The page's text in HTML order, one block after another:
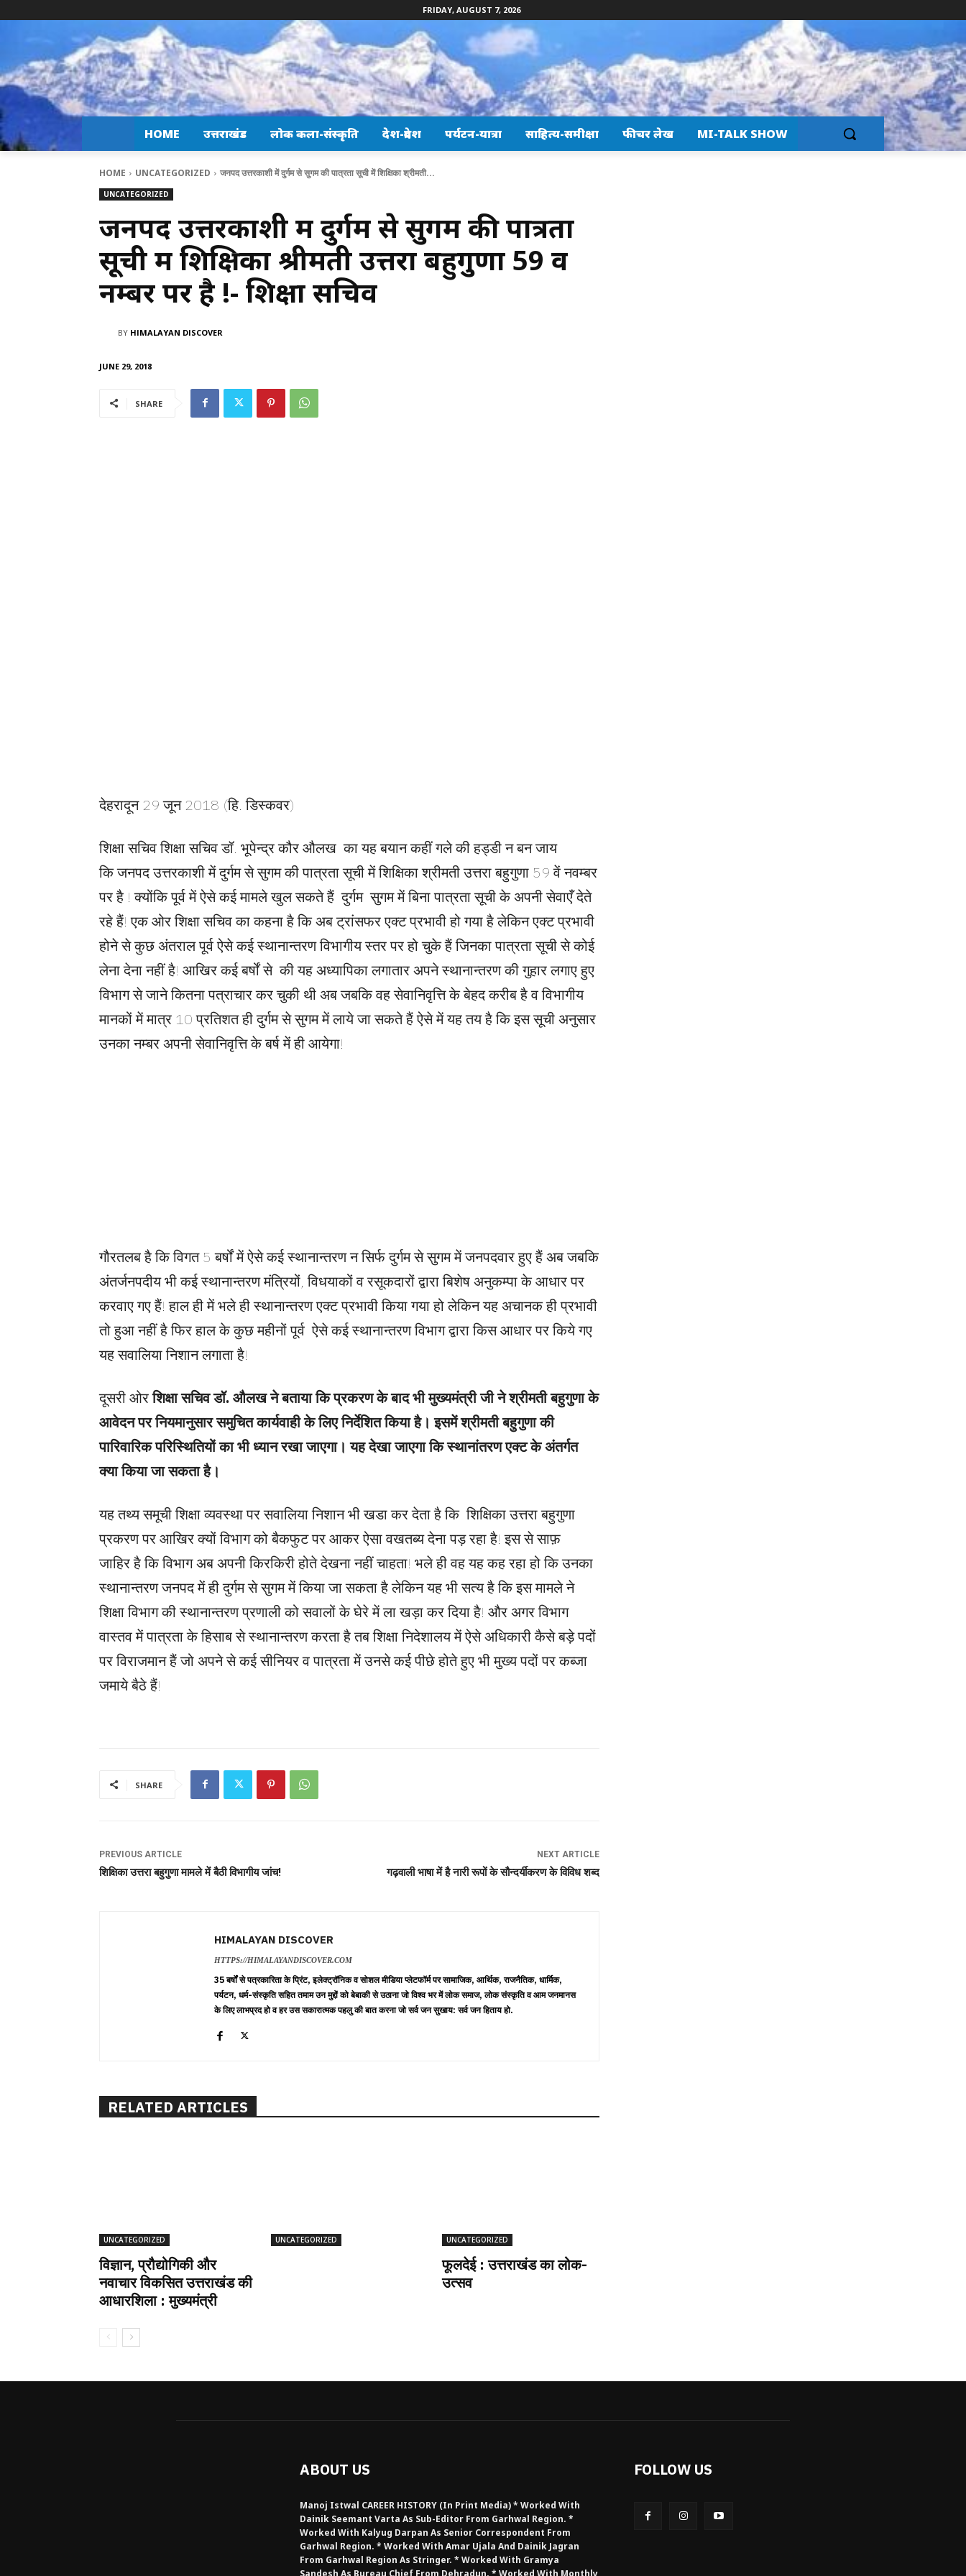
FRIDAY, AUGUST 7, 2026
HOME उत्तराखंड लोक कला-संस्कृति देश-प्रदेश पर्यटन-यात्रा साहित्य-समीक्षा फीचर लेख MI-TALK SHOW
HOME UNCATEGORIZED जनपद उत्तरकाशी में दुर्गम से सुगम की पात्रता सूची में शिक्षिका श्रीमती...
UNCATEGORIZED
जनपद उत्तरकाशी में दुर्गम से सुगम की पात्रता
सूची में शिक्षिका श्रीमती उत्तरा बहुगुणा 59 वें
नम्बर पर है !- शिक्षा सचिव
BY HIMALAYAN DISCOVER
JUNE 29, 2018
SHARE
देहरादून 29 जून 2018 (हि. डिस्कवर)
शिक्षा सचिव शिक्षा सचिव डॉ. भूपेन्द्र कौर औलख का यह बयान कहीं गले की हड्डी न बन जाय
कि जनपद उत्तरकाशी में दुर्गम से सुगम की पात्रता सूची में शिक्षिका श्रीमती उत्तरा बहुगुणा 59 वें नवम्बर
पर है ! क्योंकि पूर्व में ऐसे कई मामले खुल सकते हैं दुर्गम सुगम में बिना पात्रता सूची के अपनी सेवाएँ देते
रहे हैं! एक ओर शिक्षा सचिव का कहना है कि अब ट्रांसफर एक्ट प्रभावी हो गया है लेकिन एक्ट प्रभावी
होने से कुछ अंतराल पूर्व ऐसे कई स्थानान्तरण विभागीय स्तर पर हो चुके हैं जिनका पात्रता सूची से कोई
लेना देना नहीं है! आखिर कई बर्षों से की यह अध्यापिका लगातार अपने स्थानान्तरण की गुहार लगाए हुए
विभाग से जाने कितना पत्राचार कर चुकी थी अब जबकि वह सेवानिवृत्ति के बेहद करीब है व विभागीय
मानकों में मात्र 10 प्रतिशत ही दुर्गम से सुगम में लाये जा सकते हैं ऐसे में यह तय है कि इस सूची अनुसार
उनका नम्बर अपनी सेवानिवृत्ति के बर्ष में ही आयेगा!
गौरतलब है कि विगत 5 बर्षों में ऐसे कई स्थानान्तरण न सिर्फ दुर्गम से सुगम में जनपदवार हुए हैं अब जबकि
अंतर्जनपदीय भी कई स्थानान्तरण मंत्रियों, विधयाकों व रसूकदारों द्वारा बिशेष अनुकम्पा के आधार पर
करवाए गए हैं! हाल ही में भले ही स्थानान्तरण एक्ट प्रभावी किया गया हो लेकिन यह अचानक ही प्रभावी
तो हुआ नहीं है फिर हाल के कुछ महीनों पूर्व ऐसे कई स्थानान्तरण विभाग द्वारा किस आधार पर किये गए
यह सवालिया निशान लगाता है!
दूसरी ओरशिक्षा सचिव डॉ. औलख ने बताया कि प्रकरण के बाद भी मुख्यमंत्री जी ने श्रीमती बहुगुणा के
आवेदन पर नियमानुसार समुचित कार्यवाही के लिए निर्देशित किया है। इसमें श्रीमती बहुगुणा की
पारिवारिक परिस्थितियों का भी ध्यान रखा जाएगा। यह देखा जाएगा कि स्थानांतरण एक्ट के अंतर्गत
क्या किया जा सकता है।
यह तथ्य समूची शिक्षा व्यवस्था पर सवालिया निशान भी खडा कर देता है कि शिक्षिका उत्तरा बहुगुणा
प्रकरण पर आखिर क्यों विभाग को बैकफुट पर आकर ऐसा वखतब्य देना पड़ रहा है! इस से साफ़
जाहिर है कि विभाग अब अपनी किरकिरी होते देखना नहीं चाहता! भले ही वह यह कह रहा हो कि उनका
स्थानान्तरण जनपद में ही दुर्गम से सुगम में किया जा सकता है लेकिन यह भी सत्य है कि इस मामले ने
शिक्षा विभाग की स्थानान्तरण प्रणाली को सवालों के घेरे में ला खड़ा कर दिया है! और अगर विभाग
वास्तव में पात्रता के हिसाब से स्थानान्तरण करता है तब शिक्षा निदेशालय में ऐसे अधिकारी कैसे बड़े पदों
पर विराजमान हैं जो अपने से कई सीनियर व पात्रता में उनसे कई पीछे होते हुए भी मुख्य पदों पर कब्जा
जमाये बैठे हैं!
SHARE
PREVIOUS ARTICLE
शिक्षिका उत्तरा बहुगुणा मामले में बैठी विभागीय जांच!
NEXT ARTICLE
गढ़वाली भाषा में है नारी रूपों के सौन्दर्यीकरण के विविध शब्द
HIMALAYAN DISCOVER
HTTPS://HIMALAYANDISCOVER.COM
35 बर्षों से पत्रकारिता के प्रिंट, इलेक्ट्रॉनिक व सोशल मीडिया प्लेटफॉर्म पर सामाजिक, आर्थिक, राजनैतिक, धार्मिक,
पर्यटन, धर्म-संस्कृति सहित तमाम उन मुद्दों को बेबाकी से उठाना जो विश्व भर में लोक समाज, लोक संस्कृति व आम जनमानस
के लिए लाभप्रद हो व हर उस सकारात्मक पहलु की बात करना जो सर्व जन सुखाय: सर्व जन हिताय हो.
RELATED ARTICLES
UNCATEGORIZED
विज्ञान, प्रौद्योगिकी और
नवाचार विकसित उत्तराखंड की
आधारशिला : मुख्यमंत्री
UNCATEGORIZED UNCATEGORIZED
फूलदेई : उत्तराखंड का लोक-
उत्सव
ABOUT US
Manoj Istwal CAREER HISTORY (in Print Media) * Worked With
Dainik Seemant Varta As Sub-Editor From Garhwal Region. *
Worked With Kalyug Darpan As Senior Correspondent From
Garhwal Region. * Worked With Amar Ujala And Dainik Jagran
From Garhwal Region As Stringer. * Worked With Gramya
Sandesh As Bureau Chief From Dehradun. * Worked With Monthly
FOLLOW US